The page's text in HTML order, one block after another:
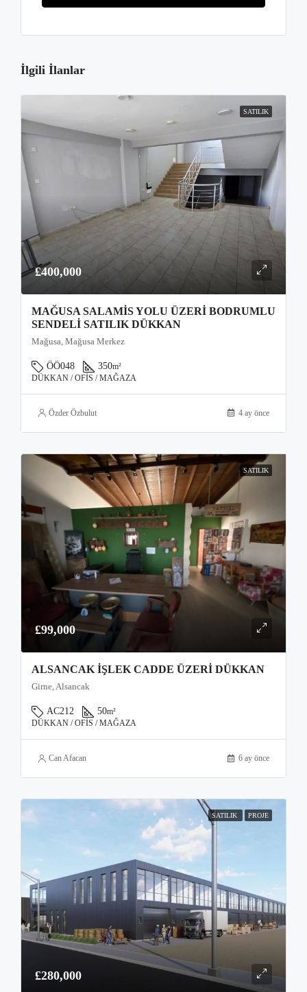
İlgili İlanlar
SATILIK
£400,000
MAĞUSA SALAMIS YOLU ÜZERI BODRUMLU
SENDELI SATILIK DÜKKAN
Mağusa, Mağusa Merkez
ÖÖ048 350m²
DÜKKAN / OFIS / MAĞAZA
Özder Özbulut 4 ay önce
SATILIK
£99,000
ALSANCAK İŞLEK CADDE ÜZERI DÜKKAN
Girne, Alsancak
AC212 50m²
DÜKKAN / OFIS / MAĞAZA
Can Afacan 6 ay önce
SATILIK PROJE
£280,000